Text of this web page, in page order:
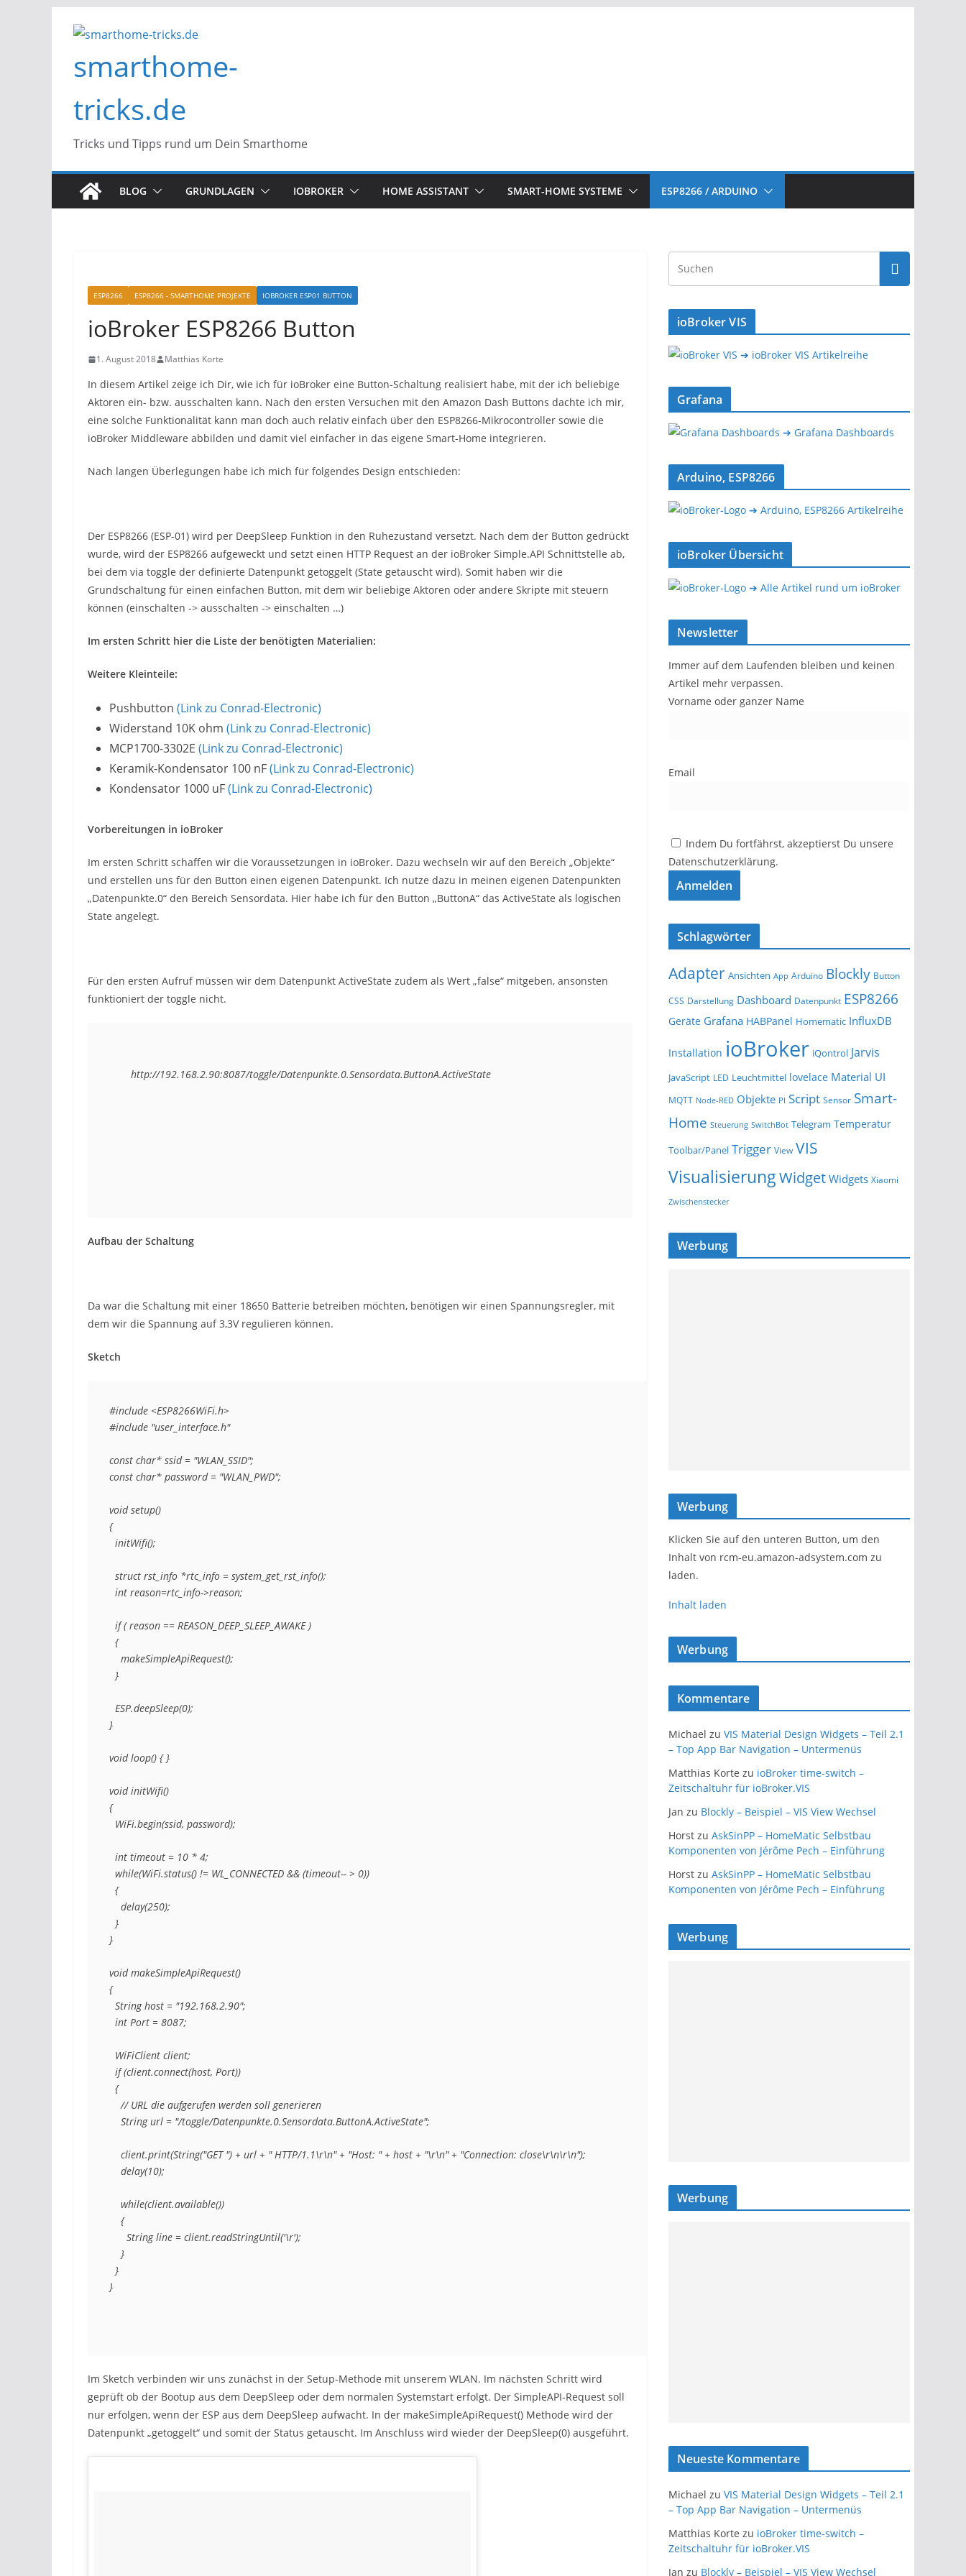
Inhalt
smarthome-
tricks.de
Tricks und Tipps rund um Dein Smarthome
BLOG GRUNDLAGEN IOBROKER HOME ASSISTANT SMART-HOME SYSTEME ESP8266 / ARDUINO
ESP8266 ESP8266 - SMARTHOME PROJEKTE IOBROKER ESP01 BUTTON
ioBroker ESP8266 Button
1. August 2018 Matthias Korte
In diesem Artikel zeige ich Dir, wie ich für ioBroker eine Button-Schaltung realisiert habe, mit der ich beliebige
Aktoren ein- bzw. ausschalten kann. Nach den ersten Versuchen mit den Amazon Dash Buttons dachte ich mir,
eine solche Funktionalität kann man doch auch relativ einfach über den ESP8266-Mikrocontroller sowie die
ioBroker Middleware abbilden und damit viel einfacher in das eigene Smart-Home integrieren.
Nach langen Überlegungen habe ich mich für folgendes Design entschieden:
Der ESP8266 (ESP-01) wird per DeepSleep Funktion in den Ruhezustand versetzt. Nach dem der Button gedrückt
wurde, wird der ESP8266 aufgeweckt und setzt einen HTTP Request an der ioBroker Simple.API Schnittstelle ab,
bei dem via toggle der definierte Datenpunkt getoggelt (State getauscht wird). Somit haben wir die
Grundschaltung für einen einfachen Button, mit dem wir beliebige Aktoren oder andere Skripte mit steuern
können (einschalten -> ausschalten -> einschalten …)
Im ersten Schritt hier die Liste der benötigten Materialien:
Weitere Kleinteile:
Pushbutton (Link zu Conrad-Electronic)
Widerstand 10K ohm (Link zu Conrad-Electronic)
MCP1700-3302E (Link zu Conrad-Electronic)
Keramik-Kondensator 100 nF(Link zu Conrad-Electronic)
Kondensator 1000 uF(Link zu Conrad-Electronic)
Vorbereitungen in ioBroker
Im ersten Schritt schaffen wir die Voraussetzungen in ioBroker. Dazu wechseln wir auf den Bereich „Objekte“
und erstellen uns für den Button einen eigenen Datenpunkt. Ich nutze dazu in meinen eigenen Datenpunkten
„Datenpunkte.0“ den Bereich Sensordata. Hier habe ich für den Button „ButtonA“ das ActiveState als logischen
State angelegt.
Für den ersten Aufruf müssen wir dem Datenpunkt ActiveState zudem als Wert „false“ mitgeben, ansonsten
funktioniert der toggle nicht.
Aufbau der Schaltung
Da war die Schaltung mit einer 18650 Batterie betreiben möchten, benötigen wir einen Spannungsregler, mit
dem wir die Spannung auf 3,3V regulieren können.
Sketch
#include <ESP8266WiFi.h>
#include "user_interface.h"
const char* ssid = "WLAN_SSID";
const char* password = "WLAN_PWD";
void setup()
{
  initWifi();
  struct rst_info *rtc_info = system_get_rst_info();
  int reason=rtc_info->reason;
  if ( reason == REASON_DEEP_SLEEP_AWAKE )
  {
    makeSimpleApiRequest();
  }
  ESP.deepSleep(0);
}
void loop() { }
void initWifi()
{
  WiFi.begin(ssid, password);
  int timeout = 10 * 4;
  while(WiFi.status() != WL_CONNECTED && (timeout-- > 0))
  {
    delay(250);
  }
}
void makeSimpleApiRequest()
{
  String host = "192.168.2.90";
  int Port = 8087;
  WiFiClient client;
  if (client.connect(host, Port))
  {
    // URL die aufgerufen werden soll generieren
    String url = "/toggle/Datenpunkte.0.Sensordata.ButtonA.ActiveState";
    client.print(String("GET ") + url + " HTTP/1.1\r\n" + "Host: " + host + "\r\n" + "Connection: close\r\n\r\n");
    delay(10);
    while(client.available())
    {
      String line = client.readStringUntil('\r');
    }
  }
Im Sketch verbinden wir uns zunächst in der Setup-Methode mit unserem WLAN. Im nächsten Schritt wird
geprüft ob der Bootup aus dem DeepSleep oder dem normalen Systemstart erfolgt. Der SimpleAPI-Request soll
nur erfolgen, wenn der ESP aus dem DeepSleep aufwacht. In der makeSimpleApiRequest() Methode wird der
Datenpunkt „getoggelt“ und somit der Status getauscht. Im Anschluss wird wieder der DeepSleep(0) ausgeführt.
ioBroker VIS
➔ ioBroker VIS Artikelreihe
Grafana
➔ Grafana Dashboards
Arduino, ESP8266
➔ Arduino, ESP8266 Artikelreihe
ioBroker Übersicht
➔ Alle Artikel rund um ioBroker
Newsletter
Immer auf dem Laufenden bleiben und keinen
Artikel mehr verpassen.
Vorname oder ganzer Name
Email
Indem Du fortfährst, akzeptierst Du unsere
Datenschutzerklärung.
Schlagwörter
Adapter Ansichten App Arduino Blockly Button
CSS Darstellung Dashboard Datenpunkt ESP8266
Geräte Grafana HABPanel Homematic InfluxDB
Installation ioBroker iQontrol Jarvis
JavaScript LED Leuchtmittel lovelace Material UI
MQTT Node-RED Objekte PI Script Sensor Smart-
Home Steuerung SwitchBot Telegram Temperatur
Toolbar/Panel Trigger View VIS
VisualisierungWidget Widgets Xiaomi
Zwischenstecker
Werbung
Werbung
Klicken Sie auf den unteren Button, um den
Inhalt von rcm-eu.amazon-adsystem.com zu
laden.
Inhalt laden
Werbung
Kommentare
Michael zu VIS Material Design Widgets – Teil 2.1
– Top App Bar Navigation – Untermenüs
Matthias Korte zu ioBroker time-switch –
Zeitschaltuhr für ioBroker.VIS
Jan zu Blockly – Beispiel – VIS View Wechsel
Horst zu AskSinPP – HomeMatic Selbstbau
Komponenten von Jérôme Pech – Einführung
Horst zu AskSinPP – HomeMatic Selbstbau
Komponenten von Jérôme Pech – Einführung
Werbung
Werbung
Neueste Kommentare
Michael zu VIS Material Design Widgets – Teil 2.1
– Top App Bar Navigation – Untermenüs
Matthias Korte zu ioBroker time-switch –
Zeitschaltuhr für ioBroker.VIS
Jan zu Blockly – Beispiel – VIS View Wechsel